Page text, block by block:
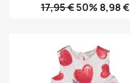
17,95 €50% 8,98 €